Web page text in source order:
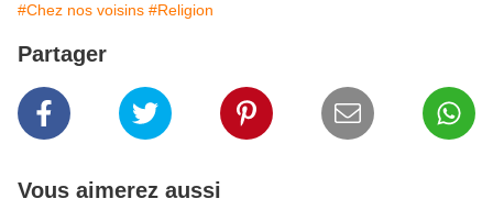
#Chez nos voisins #Religion
Partager
Vous aimerez aussi